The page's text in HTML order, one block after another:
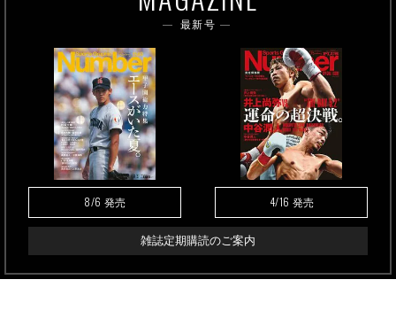
最新号
8/6 発売 4/16 発売
雑誌定期購読のご案内